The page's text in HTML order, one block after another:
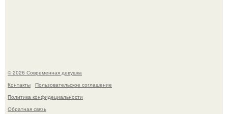
© 2026 Современная девушка
Контакты
Пользовательское соглашение
Политика конфидециальности
Обратная связь